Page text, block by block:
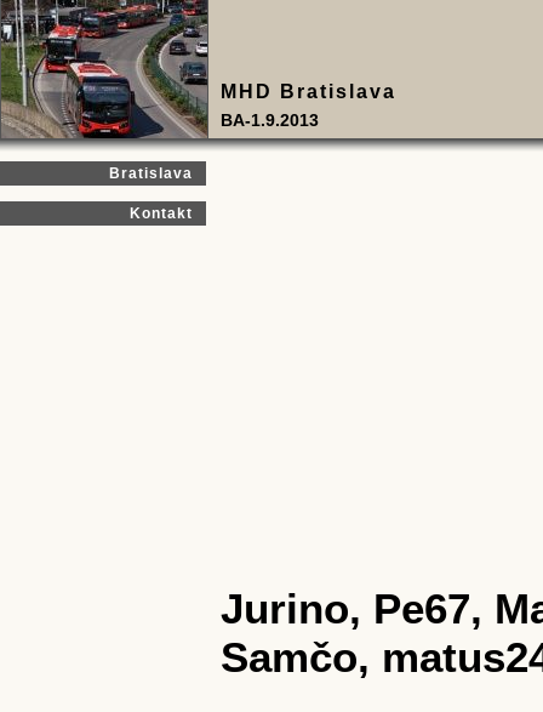
MHD Bratislava
BA-1.9.2013
Bratislava
Kontakt
Jurino, Pe67,
Samčo,